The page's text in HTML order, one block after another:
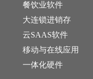
餐饮业软件
大连锁进销存
云SAAS软件
移动与在线应用
一体化硬件